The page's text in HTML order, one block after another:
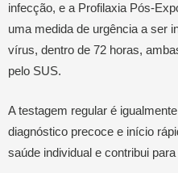
infecção, e a Profilaxia Pós-
uma medida de urgência a ser
vírus, dentro de 72 horas,
pelo SUS.
A testagem regular é
diagnóstico precoce e início
saúde individual e contribui